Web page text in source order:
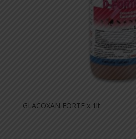
GLACOXAN FORTE x 1lt